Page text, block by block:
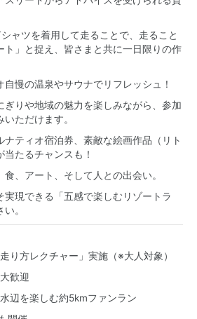
ャツを着用して走ることで、走ること
ト」と捉え、皆さまと共に一日限りの作
慢の温泉やサウナでリフレッシュ！
ぎりや地域の魅力を楽しみながら、参加
ただけます。
ナティオ宿泊券、素敵な絵画作品（リト
たるチャンスも！
、アート、そして人との出会い。
実現できる「五感で楽しむリゾートラ
。
り方レクチャー」実施（※大人対象）
歓迎
辺を楽しむ約5kmファンラン